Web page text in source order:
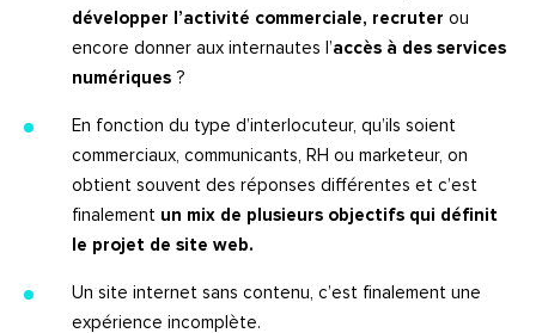
développer l’activité commerciale, recruter ou
encore donner aux internautes l’accès à des services
numériques ?
En fonction du type d’interlocuteur, qu’ils soient
commerciaux, communicants, RH ou marketeur, on
obtient souvent des réponses différentes et c’est
finalement un mix de plusieurs objectifs qui définit
le projet de site web.
Un site internet sans contenu, c’est finalement une
expérience incomplète.